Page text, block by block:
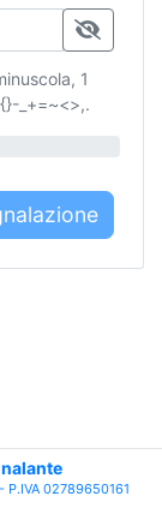
1
_+=~<>,.
P.IVA 02789650161